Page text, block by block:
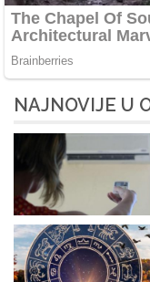
NAJNOVIJE U